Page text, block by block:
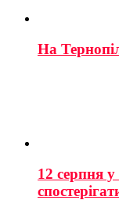
На
12 серпня